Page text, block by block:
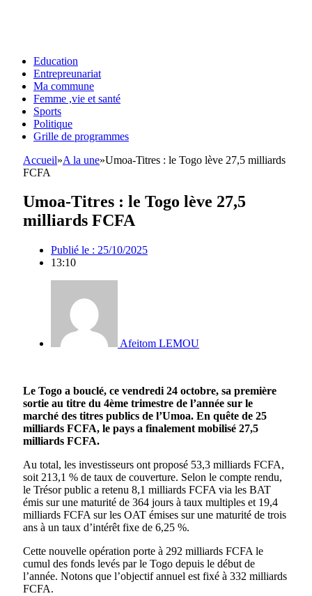
Education
Entrepreunariat
Ma commune
Femme ,vie et santé
Sports
Politique
Grille de programmes
Accueil»A la une»Umoa-Titres : le Togo lève 27,5 milliards
FCFA
Umoa-Titres : le Togo lève 27,5
milliards FCFA
Publié le : 25/10/2025
13:10
Afeitom LEMOU
Le Togo a bouclé, ce vendredi 24 octobre, sa première
sortie au titre du 4ème trimestre de l’année sur le
marché des titres publics de l’Umoa. En quête de 25
milliards FCFA, le pays a finalement mobilisé 27,5
milliards FCFA.
Au total, les investisseurs ont proposé 53,3 milliards FCFA,
soit 213,1 % de taux de couverture. Selon le compte rendu,
le Trésor public a retenu 8,1 milliards FCFA via les BAT
émis sur une maturité de 364 jours à taux multiples et 19,4
milliards FCFA sur les OAT émises sur une maturité de trois
ans à un taux d’intérêt fixe de 6,25 %.
Cette nouvelle opération porte à 292 milliards FCFA le
cumul des fonds levés par le Togo depuis le début de
l’année. Notons que l’objectif annuel est fixé à 332 milliards
FCFA.